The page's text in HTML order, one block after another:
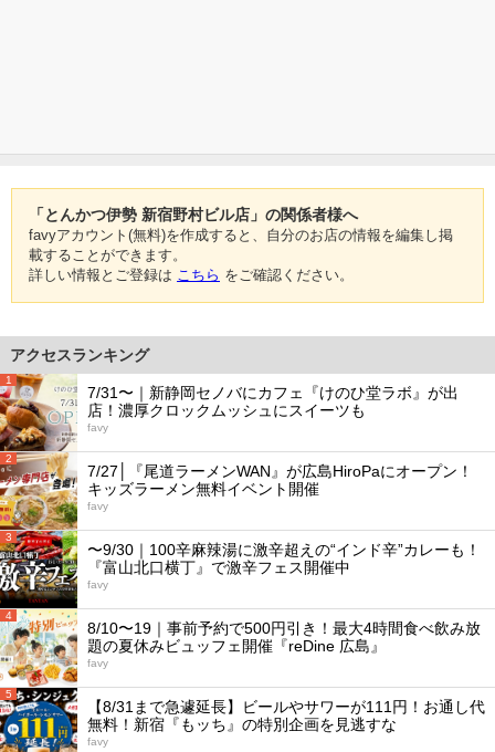
「とんかつ伊勢 新宿野村ビル店」の関係者様へ
favyアカウント(無料)を作成すると、自分のお店の情報を編集し掲
載することができます。
詳しい情報とご登録は こちら をご確認ください。
アクセスランキング
1
7/31〜｜新静岡セノバにカフェ『けのひ堂ラボ』が出
店！濃厚クロックムッシュにスイーツも
favy
2
7/27│『尾道ラーメンWAN』が広島HiroPaにオープン！
キッズラーメン無料イベント開催
favy
3
〜9/30｜100辛麻辣湯に激辛超えの“インド辛”カレーも！
『富山北口横丁』で激辛フェス開催中
favy
4
8/10〜19｜事前予約で500円引き！最大4時間食べ飲み放
題の夏休みビュッフェ開催『reDine 広島』
favy
5
【8/31まで急遽延長】ビールやサワーが111円！お通し代
無料！新宿『もッち』の特別企画を見逃すな
favy